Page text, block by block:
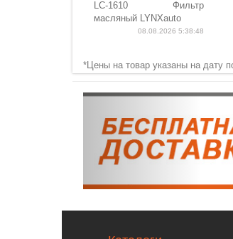
LC-1610 Фильтр
масляный LYNXauto
08.08.2026 5:38:48
*Цены на товар указаны на дату